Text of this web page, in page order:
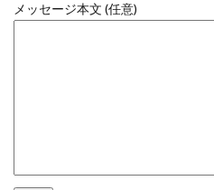
メッセージ本文 (任意)